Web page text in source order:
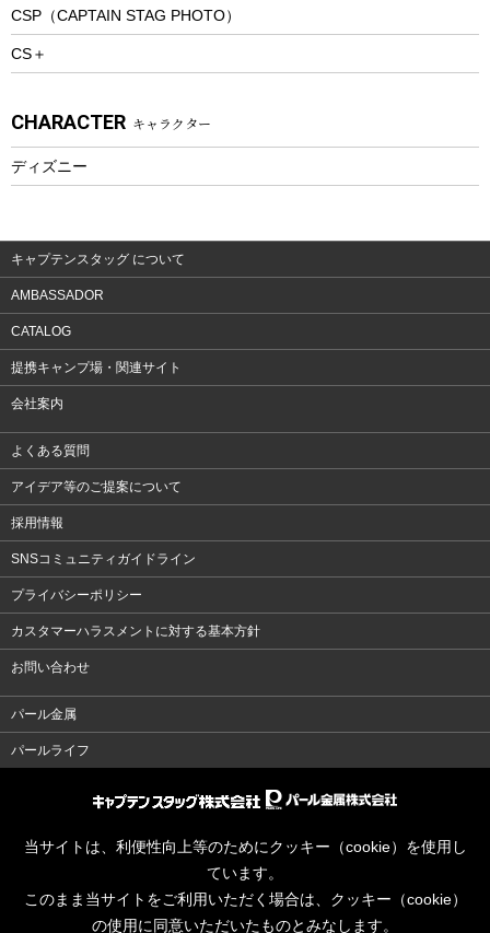
プレイグッズ
ウェルネス
ウェア、タオル
ウェア
CSP（CAPTAIN STAG PHOTO）
CS＋
CHARACTER キャラクター
ディズニー
キャプテンスタッグ について
AMBASSADOR
CATALOG
提携キャンプ場・関連サイト
会社案内
よくある質問
アイデア等のご提案について
採用情報
SNSコミュニティガイドライン
プライバシーポリシー
カスタマーハラスメントに対する基本方針
お問い合わせ
パール金属
パールライフ
当サイトは、利便性向上等のためにクッキー（cookie）を使用し
ています。
このまま当サイトをご利用いただく場合は、クッキー（cookie）
の使用に同意いただいたものとみなします。